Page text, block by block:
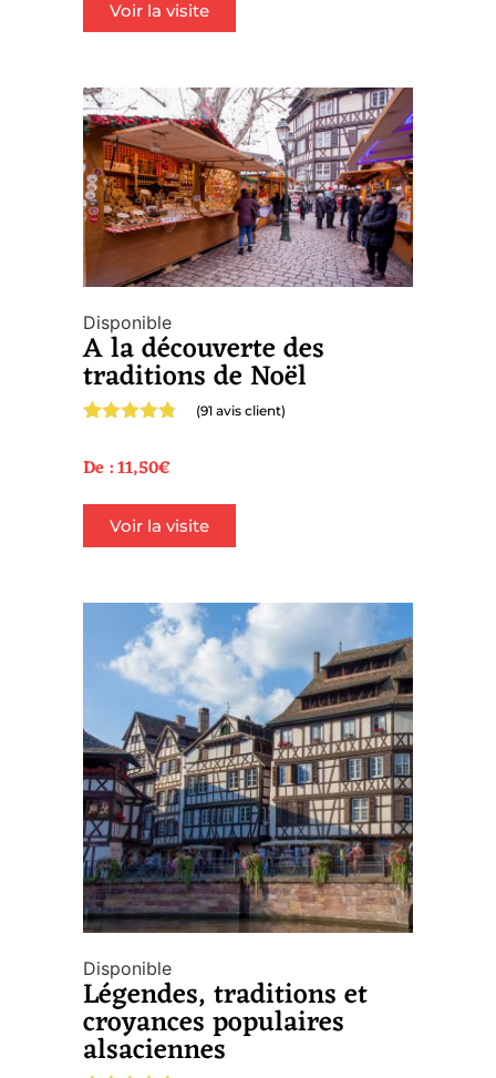
Voir la visite
Disponible
A la découverte des
traditions de Noël
basé sur
client
(91 avis client)
De :11,50€
Voir la visite
Disponible
Légendes, traditions et
croyances populaires
alsaciennes